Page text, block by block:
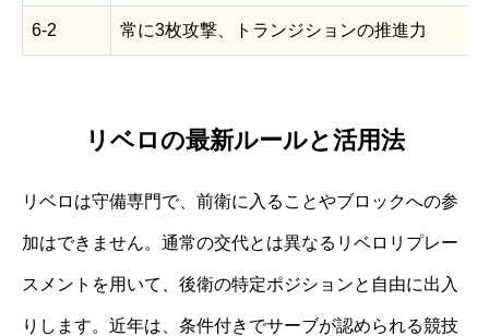
6-2 常に3枚攻撃、トランジションの推進力
リベロの最新ルールと活用法
リベロは守備専門で、前衛に入ることやブロックへの参
加はできません。通常の交代とは異なるリベロリプレー
スメントを用いて、後衛の特定ポジションと自由に出入
りします。近年は、条件付きでサーブが認められる競技